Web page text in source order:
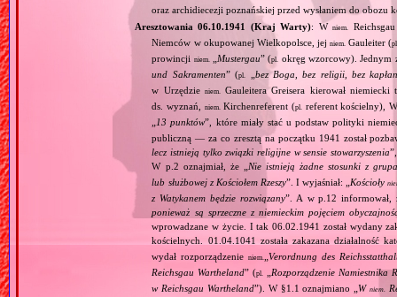
oraz archidiecezji poznańskiej przed wysłaniem do obozu
Aresztowania 06.10.1941 (Kraj Warty): Wniem.
Niemców w okupowanej Wielkopolsce, jejniem. Gauleiter (
prowincji niem. Mustergau” (pl.
okręg wzorcowy).
und Sakramenten” (pl.
bez Boga, bez religii, bez
w Urzędzie niem.
Gauleitera Greisera kierował
ds. wyznań,
niem. Kirchenreferent (pl.
referent kościelny),
13 punktów”, które miały stać u podstaw polityki
publiczną — za co zresztą na początku 1941 został
lecz istnieją tylko związki religijne w sensie stowarzyszenia
W p.2 oznajmiał, że „ Nie istnieją żadne stosunki z
lub służbowej z Kościołem Rzeszy”. I wyjaśniał: „ Kościoły
z Watykanem będzie rozwiązany”. A w p.12 informował,
ponieważ są sprzeczne z niemieckim pojęciem
wprowadzane w życie. I tak 06.02.1941 został wydany
kościelnych. 01.04.1041 została zakazana działalność
wydał rozporządzenieniem. „Verordnung des
Reichsgau Wartheland” (pl.
Rozporządzenie Namiestnika
w Reichsgau Wartheland”). W §1.1 oznajmiano „W niem.